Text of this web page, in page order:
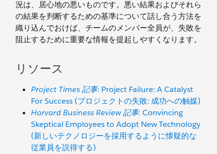
況は、居心地の悪いものです。悪い結果およびそれら
の結果を判断するための基準について話し合う方法を
織り込んでおけば、チームのメンバー全員が、失敗を
阻止するために重要な情報を提起しやすくなります。
リソース
Project Times 記事: Project Failure: A Catalyst
For Success (プロジェクトの失敗: 成功への触媒)
Harvard Business Review 記事: Convincing
Skeptical Employees to Adopt New Technology
(新しいテクノロジーを採用するように懐疑的な
従業員を説得する)